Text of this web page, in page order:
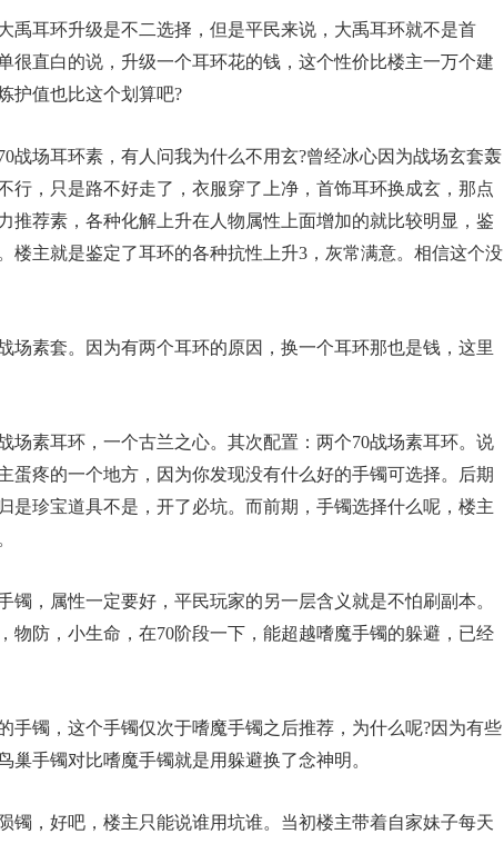
耳环升级是不二选择，但是平民来说，大禹耳环就不是首
很直白的说，升级一个耳环花的钱，这个性价比楼主一万个建
护值也比这个划算吧?
场耳环素，有人问我为什么不用玄?曾经冰心因为战场玄套轰
行，只是路不好走了，衣服穿了上净，首饰耳环换成玄，那点
推荐素，各种化解上升在人物属性上面增加的就比较明显，鉴
楼主就是鉴定了耳环的各种抗性上升3，灰常满意。相信这个没
素套。因为有两个耳环的原因，换一个耳环那也是钱，这里
素耳环，一个古兰之心。其次配置：两个70战场素耳环。说
蛋疼的一个地方，因为你发现没有什么好的手镯可选择。后期
是珍宝道具不是，开了必坑。而前期，手镯选择什么呢，楼主
，属性一定要好，平民玩家的另一层含义就是不怕刷副本。
物防，小生命，在70阶段一下，能超越嗜魔手镯的躲避，已经
镯，这个手镯仅次于嗜魔手镯之后推荐，为什么呢?因为有些
巢手镯对比嗜魔手镯就是用躲避换了念神明。
，好吧，楼主只能说谁用坑谁。当初楼主带着自家妹子每天